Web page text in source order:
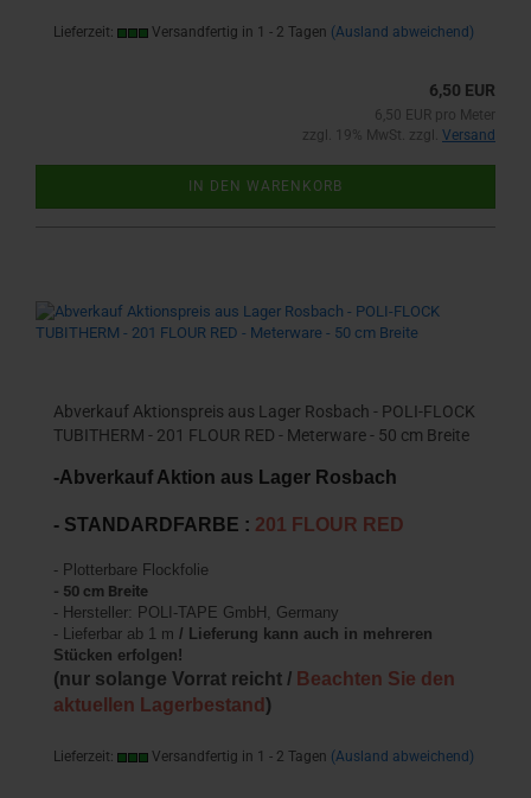
Lieferzeit: Versandfertig in 1 - 2 Tagen (Ausland abweichend)
6,50 EUR
6,50 EUR pro Meter
zzgl. 19% MwSt. zzgl. Versand
IN DEN WARENKORB
Abverkauf Aktionspreis aus Lager Rosbach - POLI-FLOCK
TUBITHERM - 201 FLOUR RED - Meterware - 50 cm Breite
-Abverkauf Aktion aus Lager Rosbach
- STANDARDFARBE : 201 FLOUR RED
- Plotterbare Flockfolie
- 50 cm Breite
- Hersteller: POLI-TAPE GmbH, Germany
- Lieferbar ab 1 m / Lieferung kann auch in mehreren
Stücken erfolgen!
(nur solange Vorrat reicht / Beachten Sie den
aktuellen Lagerbestand )
Lieferzeit: Versandfertig in 1 - 2 Tagen (Ausland abweichend)